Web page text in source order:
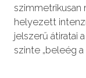
helyezett
jelszerű átiratai
szinte „beleég a